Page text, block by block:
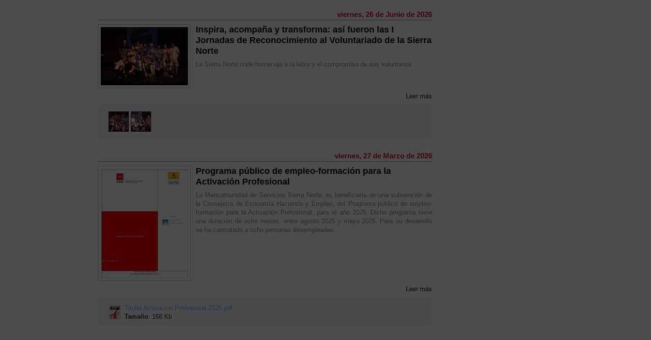
viernes, 26 de Junio de 2026
Inspira, acompaña y transforma: así fueron las I
Jornadas de Reconocimiento al Voluntariado de la Sierra
Norte
La Sierra Norte rinde homenaje a la labor y el compromiso de sus voluntarios
Leer más
viernes, 27 de Marzo de 2026
Programa público de empleo-formación para la
Activación Profesional
La Mancomunidad de Servicios Sierra Norte, es beneficiaria de una subvención de
la Consejería de Economía Hacienda y Empleo, del Programa público de empleo-
formación para la Activación Profesional, para el año 2025. Dicho programa tiene
una duración de ocho meses, entre agosto 2025 y mayo 2026. Para su desarrollo
se ha contratado a ocho personas desempleadas.
Leer más
Titular Activacion Profesional 2026.pdf
Tamaño: 168 Kb